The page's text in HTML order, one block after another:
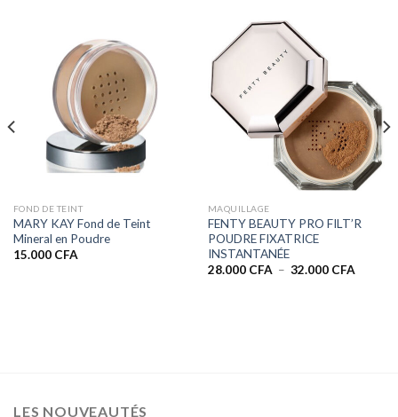
FOND DE TEINT
MARY KAY Fond de Teint
Mineral en Poudre
15.000 CFA
MAQUILLAGE
FENTY BEAUTY PRO FILT’R
POUDRE FIXATRICE
INSTANTANÉE
28.000 CFA – 32.000 CFAPlage
LES NOUVEAUTÉS